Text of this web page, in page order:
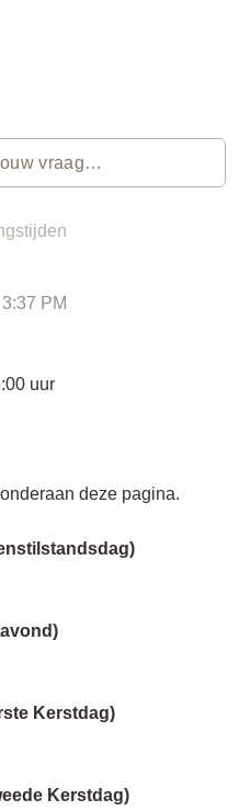
PM
uur
deze pagina.
Kerstdag)
Kerstdag)